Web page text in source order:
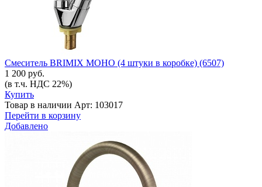
Смеситель BRIMIX МОНО (4 штуки в коробке) (6507)
1 200 руб.
(в т.ч. НДС 22%)
Купить
Товар в наличии Арт: 103017
Перейти в корзину
Добавлено